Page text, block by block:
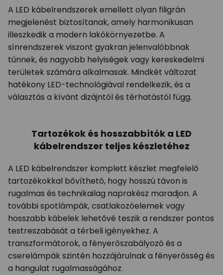
A LED kábelrendszerek emellett olyan filigrán
megjelenést biztosítanak, amely harmonikusan
illeszkedik a modern lakókörnyezetbe. A
sínrendszerek viszont gyakran jelenvalóbbnak
tűnnek, és nagyobb helyiségek vagy kereskedelmi
területek számára alkalmasak. Mindkét változat
hatékony LED-technológiával rendelkezik, és a
választás a kívánt dizájntól és térhatástól függ.
Tartozékok és hosszabbítók a LED
kábelrendszer teljes készletéhez
A LED kábelrendszer komplett készlet megfelelő
tartozékokkal bővíthető, hogy hosszú távon is
rugalmas és technikailag naprakész maradjon. A
további spotlámpák, csatlakozóelemek vagy
hosszabb kábelek lehetővé teszik a rendszer pontos
testreszabását a térbeli igényekhez. A
transzformátorok, a fényerőszabályozó és a
cserelámpák szintén hozzájárulnak a fényerősség és
a hangulat rugalmasságához.